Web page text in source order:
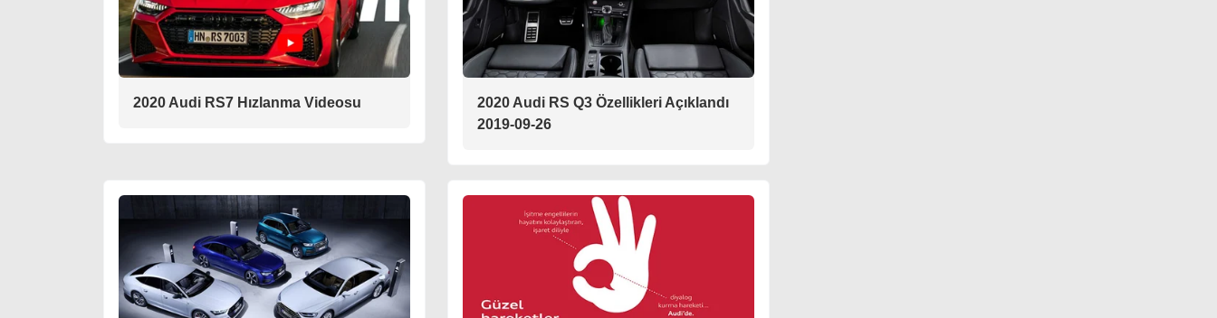
2020 Audi RS7 Hızlanma Videosu
2020 Audi RS Q3 Özellikleri Açıklandı
2019-09-26